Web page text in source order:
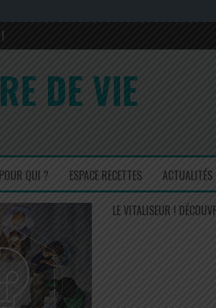
sa composition en 2017 et 2022
DE VIE
POUR QUI ? ESPACE RECETTES
LE VITALISEUR !